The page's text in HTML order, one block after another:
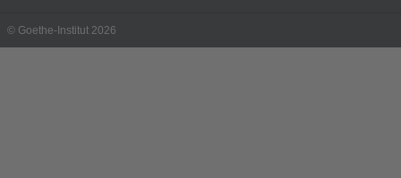
© Goethe-Institut 2026